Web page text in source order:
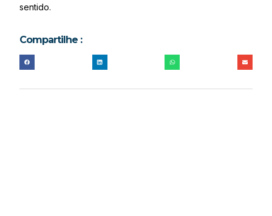
sentido.
Compartilhe :